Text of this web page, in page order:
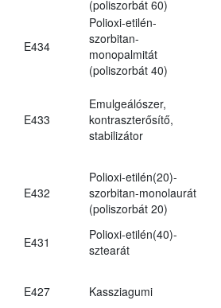
(poliszorbát 60)
E434
Polioxi-etilén-
szorbitan-
monopalmitát
(poliszorbát 40)
E433
Emulgeálószer,
kontraszterősítő,
stabilizátor
E432
Polioxi-etilén(20)-
szorbitan-monolaurát
(poliszorbát 20)
E431
Polioxi-etilén(40)-
sztearát
E427 Kassziagumi